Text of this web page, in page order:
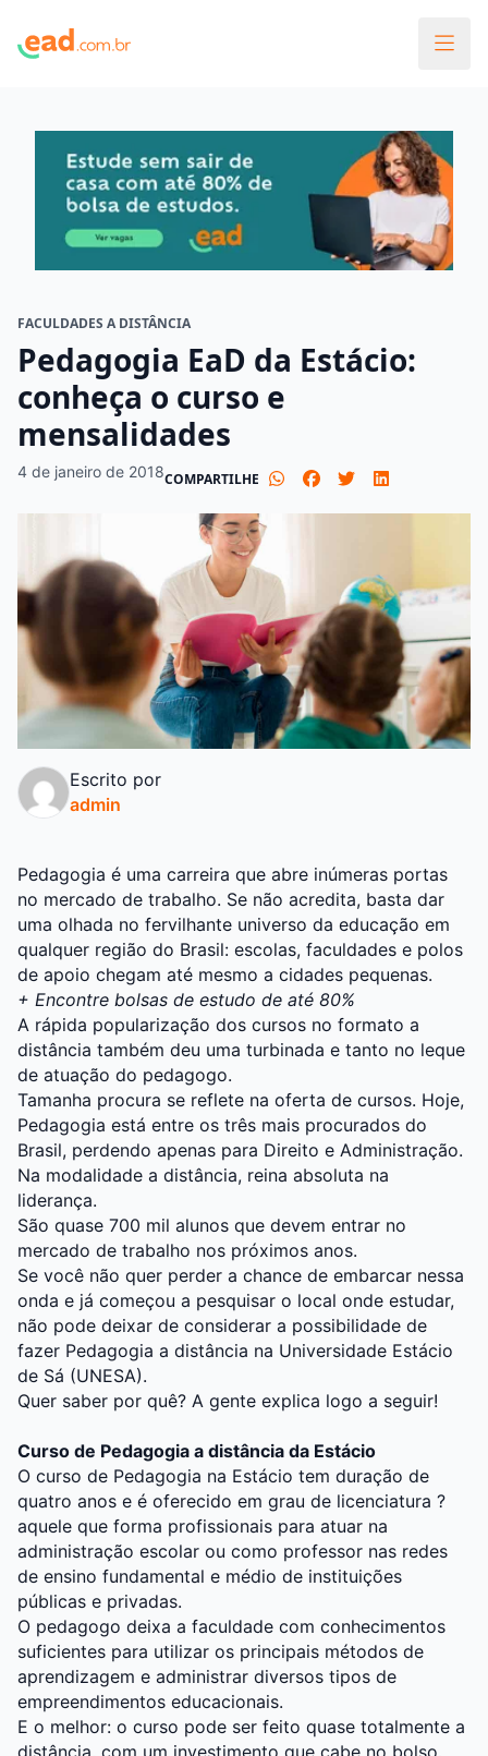
FACULDADES A DISTÂNCIA
Pedagogia EaD da Estácio:
conheça o curso e
mensalidades
4 de janeiro de 2018COMPARTILHE
Escrito por
admin
Pedagogia é uma carreira que abre inúmeras portas
no mercado de trabalho. Se não acredita, basta dar
uma olhada no fervilhante universo da educação em
qualquer região do Brasil: escolas, faculdades e polos
de apoio chegam até mesmo a cidades pequenas.
+ Encontre bolsas de estudo de até 80%
A rápida popularização dos cursos no formato a
distância também deu uma turbinada e tanto no leque
de atuação do pedagogo.
Tamanha procura se reflete na oferta de cursos. Hoje,
Pedagogia está entre os três mais procurados do
Brasil, perdendo apenas para Direito e Administração.
Na modalidade a distância, reina absoluta na
liderança.
São quase 700 mil alunos que devem entrar no
mercado de trabalho nos próximos anos.
Se você não quer perder a chance de embarcar nessa
onda e já começou a pesquisar o local onde estudar,
não pode deixar de considerar a possibilidade de
fazer Pedagogia a distância na Universidade Estácio
de Sá (UNESA).
Quer saber por quê? A gente explica logo a seguir!
Curso de Pedagogia a distância da Estácio
O curso de Pedagogia na Estácio tem duração de
quatro anos e é oferecido em grau de licenciatura ?
aquele que forma profissionais para atuar na
administração escolar ou como professor nas redes
de ensino fundamental e médio de instituições
públicas e privadas.
O pedagogo deixa a faculdade com conhecimentos
suficientes para utilizar os principais métodos de
aprendizagem e administrar diversos tipos de
empreendimentos educacionais.
E o melhor: o curso pode ser feito quase totalmente a